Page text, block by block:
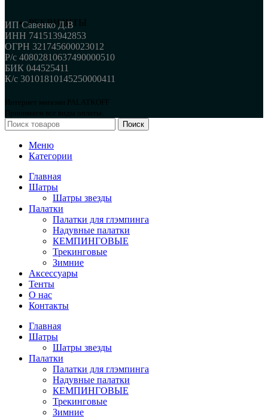
РЕКВИЗИТЫ
ИП Савенко Д.В
ИНН 741513942853
ОГРН 321745600023012
Р/с 40802810637490000510
БИК 044525411
К/с 30101810145250000411
Интернет магазин PALATKOFF
Принимаем все виды оплаты.
Поиск
Меню
Категории
Главная
Шатры
Шатры звезды
Палатки
Палатки для глэмпинга
Надувные палатки
КЕМПИНГОВЫЕ
Трекинговые
Зимние
Аксессуары
Тенты
О нас
Контакты
Главная
Шатры
Шатры звезды
Палатки
Палатки для глэмпинга
Надувные палатки
КЕМПИНГОВЫЕ
Трекинговые
Зимние